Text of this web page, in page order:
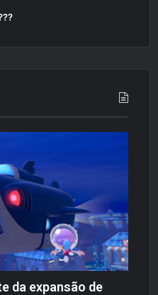
da expansão de